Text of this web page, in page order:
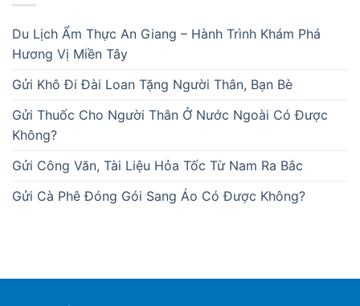
Du Lịch Ẩm Thực An Giang – Hành Trình Khám Phá
Hương Vị Miền Tây
Gửi Khô Đi Đài Loan Tặng Người Thân, Bạn Bè
Gửi Thuốc Cho Người Thân Ở Nước Ngoài Có Được
Không?
Gửi Công Văn, Tài Liệu Hỏa Tốc Từ Nam Ra Bắc
Gửi Cà Phê Đóng Gói Sang Áo Có Được Không?